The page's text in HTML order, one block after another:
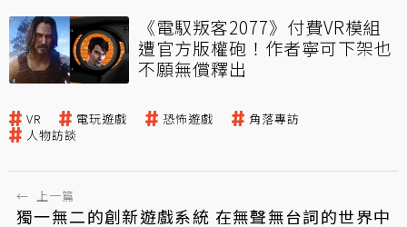
《電馭叛客2077》付費VR模組
遭官方版權砲！作者寧可下架也
不願無償釋出
VR 電玩遊戲 恐怖遊戲
角落專訪
人物訪談
← 上一篇
獨一無二的創新遊戲系統 在無聲無台詞的世界中